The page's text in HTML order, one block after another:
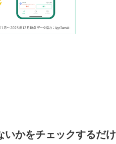
いかをチェックするだけ